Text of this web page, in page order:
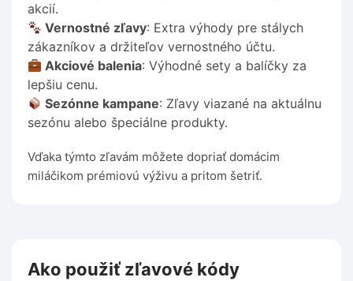
akcií.
Vernostné zľavy: Extra výhody pre stálych
zákazníkov a držiteľov vernostného účtu.
Akciové balenia: Výhodné sety a balíčky za
lepšiu cenu.
Sezónne kampane: Zľavy viazané na aktuálnu
sezónu alebo špeciálne produkty.
Vďaka týmto zľavám môžete dopriať domácim
miláčikom prémiovú výživu a pritom šetriť.
Ako použiť zľavové kódy